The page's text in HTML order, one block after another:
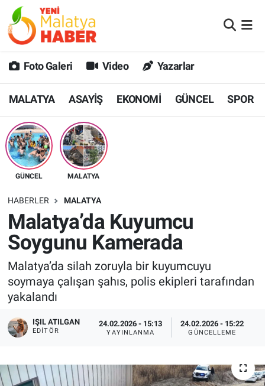
Foto Galeri Video Yazarlar
MALATYA ASAYİŞ EKONOMİ GÜNCEL SPOR
GÜNCEL MALATYA
HABERLER MALATYA
Malatya’da Kuyumcu
Soygunu Kamerada
Malatya’da silah zoruyla bir kuyumcuyu
soymaya çalışan şahıs, polis ekipleri tarafından
yakalandı
IŞIL ATILGAN
EDITÖR
24.02.2026 - 15:13
YAYINLANMA
24.02.2026 - 15:22
GÜNCELLEME
MALATYA
GÜNCEL
SPOR
SAĞLIK
DİĞER
EKONOMİ
Malatya Nöbetçi Eczaneler
MALATYA Namaz Vakitleri
Malatya Trafik Yoğunluk Haritası
Süper Lig Puan Durumu ve Fikstür
Tüm Manşetler
Son Dakika Haberleri
Haber Arşivi